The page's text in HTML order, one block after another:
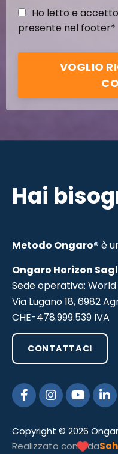
Ho letto e
presente nel footer*
VOGLIO
Hai
Metodo Ongaro® è
Ongaro Horizon Sagl
Sede operativa:
Via Lugano 18, 6982
CHE-478.999.539 IVA
CONTATTACI
Copyright © 2026
Realizzato con
da